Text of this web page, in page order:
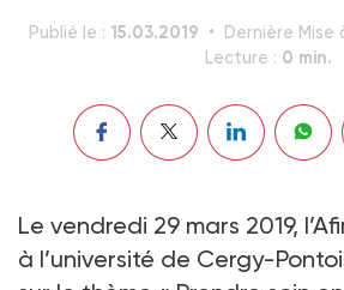
Publié le : 15.03.2019 Dernière Mise
Lecture : 0 min.
Le vendredi 29 mars 2019,
à l’université de Cergy-